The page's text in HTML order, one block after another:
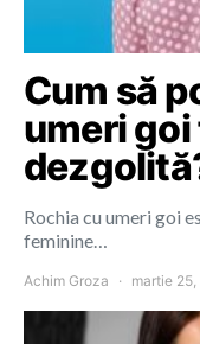
Cum să
umeri goi
Rochia cu umeri goi
feminine…
Achim Groza martie